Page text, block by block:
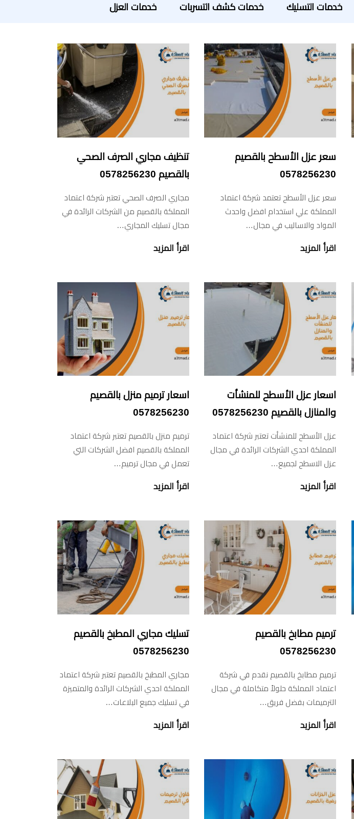
خدمات التسليك خدمات كشف التسربات خدمات العزل
سعر عزل الأسطح بالقصيم
0578256230
سعر عزل الأسطح تعتمد شركة اعتماد
المملكة علي استخدام افضل واحدث
المواد والاساليب في مجال…
اقرأ المزيد
تنظيف مجاري الصرف الصحي
بالقصيم 0578256230
مجاري الصرف الصحي تعتبر شركة اعتماد
المملكة بالقصيم من الشركات الرائدة في
مجال تسليك المجاري…
اقرأ المزيد
اسعار عزل الأسطح للمنشأت
والمنازل بالقصيم 0578256230
عزل الأسطح للمنشأت تعتبر شركة اعتماد
المملكة احدي الشركات الرائدة في مجال
عزل الاسطح لجميع…
اقرأ المزيد
اسعار ترميم منزل بالقصيم
0578256230
ترميم منزل بالقصيم تعتبر شركة اعتماد
المملكة بالقصيم افضل الشركات التي
تعمل في مجال ترميم…
اقرأ المزيد
ترميم مطابخ بالقصيم
0578256230
ترميم مطابخ بالقصيم نقدم في شركة
اعتماد المملكة حلولاً متكاملة في مجال
الترميمات بفضل فريق…
اقرأ المزيد
تسليك مجاري المطبخ بالقصيم
0578256230
مجاري المطبخ بالقصيم تعتبر شركة اعتماد
المملكة احدي الشركات الرائدة والمتميزة
في تسليك جميع البلاعات…
اقرأ المزيد